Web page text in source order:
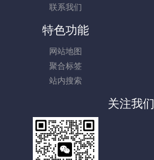
联系我们
特色功能
网站地图
聚合标签
站内搜索
关注我们